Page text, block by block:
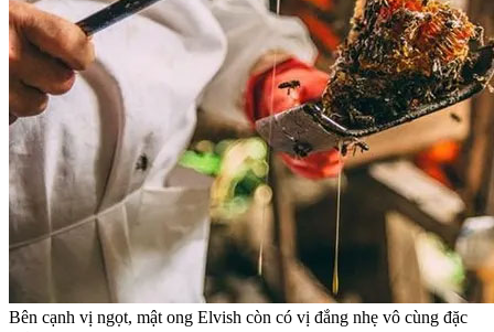
Bên cạnh vị ngọt, mật ong Elvish còn có vị đắng nhẹ vô cùng đặc